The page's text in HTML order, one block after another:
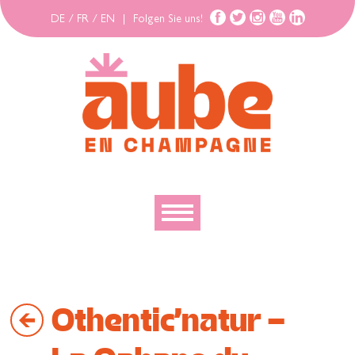
DE / FR / EN Folgen Sie uns!
Bewegen
Gehäuse
Othentic'natur -